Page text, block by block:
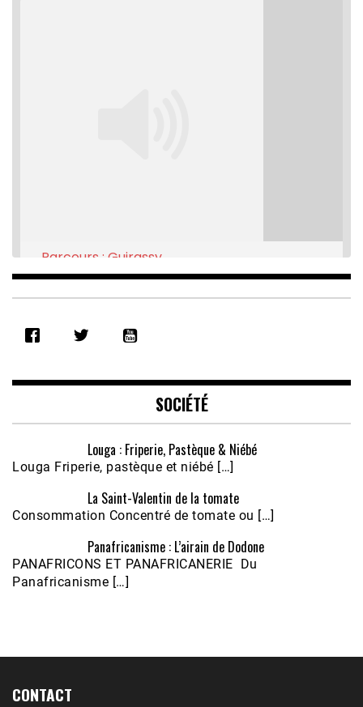
RSS FEED
EMBED
Parcours : Guirassy
Feb 16, 2021 • 28:08
Écoutez le parcours de Claudiane Kapia
Nobana (Podologue)
Feb 24, 2021 • 28mn
SOCIÉTÉ
Louga : Friperie, Pastèque & Niébé
Louga Friperie, pastèque et niébé […]
La Saint-Valentin de la tomate
Consommation Concentré de tomate ou […]
Panafricanisme : L’airain de Dodone
PANAFRICONS ET PANAFRICANERIE Du
Panafricanisme […]
CONTACT